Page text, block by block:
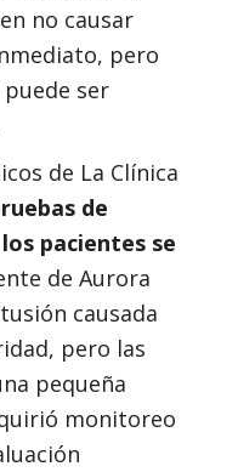
no causar
pero
ser
de La Clínica
de
pacientes se
de Aurora
causada
pero las
pequeña
monitoreo